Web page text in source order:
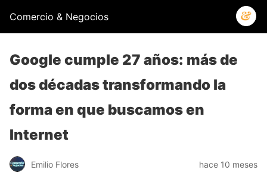
Comercio & Negocios
Google cumple 27 años: más de
dos décadas transformando la
forma en que buscamos en
Internet
Emilio Flores hace 10 meses